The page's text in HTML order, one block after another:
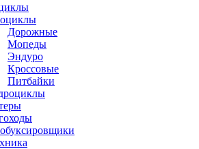
Дорожные
Мопеды
Эндуро
Кроссовые
Питбайки